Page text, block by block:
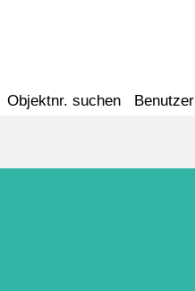
Objektnr. suchen Benutzer